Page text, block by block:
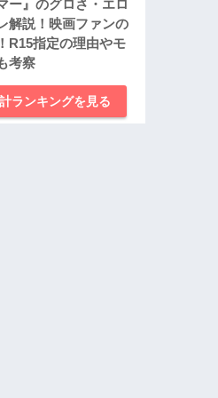
ー』のグロさ・エロ
解説！映画ファンの
R15指定の理由やモ
考察
ランキングを見る